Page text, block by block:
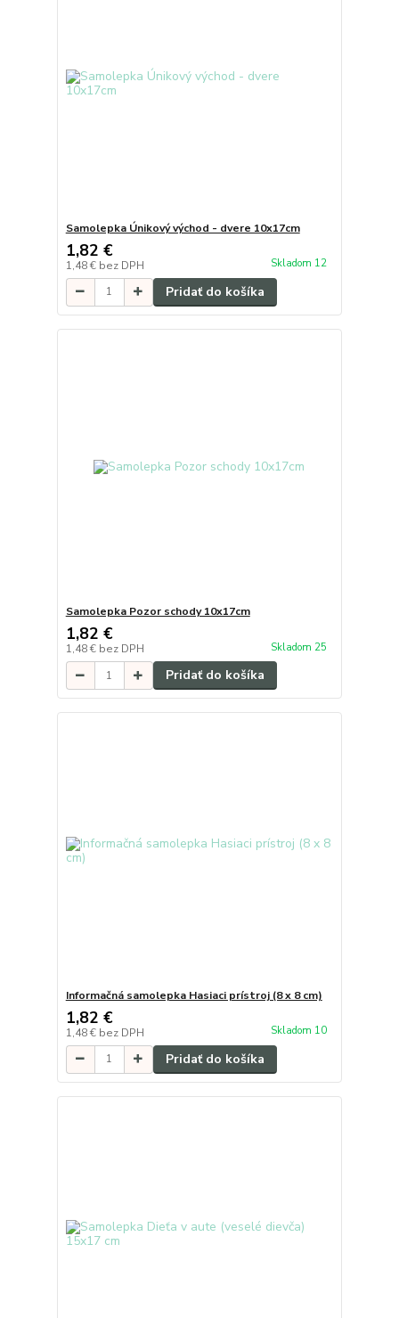
Samolepka Únikový východ - dvere 10x17cm
1,82 €
1,48 € bez DPH Skladom 12
Pridať do košíka
Samolepka Pozor schody 10x17cm
1,82 €
1,48 € bez DPH Skladom 25
Pridať do košíka
Informačná samolepka Hasiaci prístroj (8 x 8 cm)
1,82 €
1,48 € bez DPH Skladom 10
Pridať do košíka